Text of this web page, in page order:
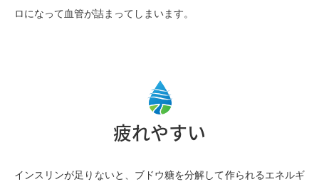
ロになって血管が詰まってしまいます。
疲れやすい
インスリンが足りないと、ブドウ糖を分解して作られるエネルギ